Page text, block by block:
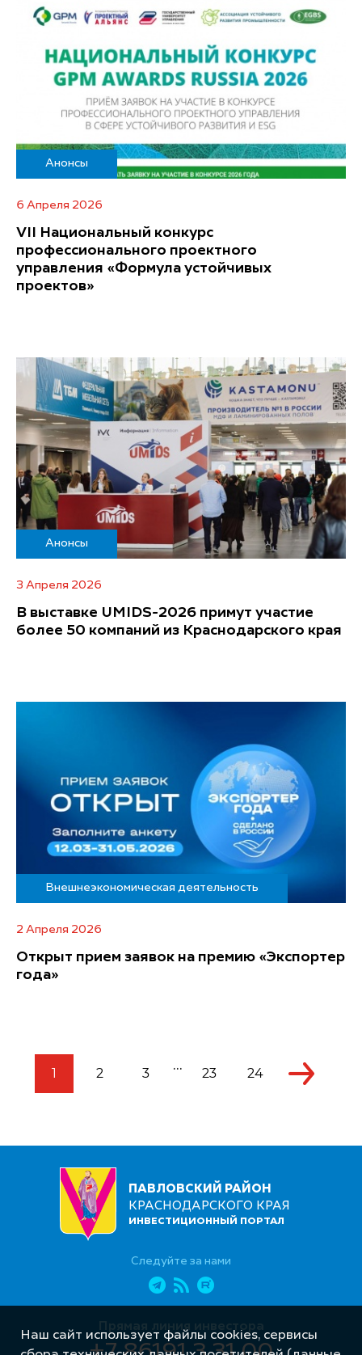
Анонсы
6 Апреля 2026
VII Национальный конкурс
профессионального проектного
управления «Формула устойчивых
проектов»
Анонсы
3 Апреля 2026
В выставке UMIDS-2026 примут участие
более 50 компаний из Краснодарского края
Внешнеэкономическая деятельность
2 Апреля 2026
Открыт прием заявок на премию «Экспортер
года»
1 2 3 ... 23 24
ПАВЛОВСКИЙ РАЙОН
КРАСНОДАРСКОГО КРАЯ
ИНВЕСТИЦИОННЫЙ ПОРТАЛ
Следуйте за нами
Прямая линия инвестора
Наш сайт использует файлы cookies, сервисы